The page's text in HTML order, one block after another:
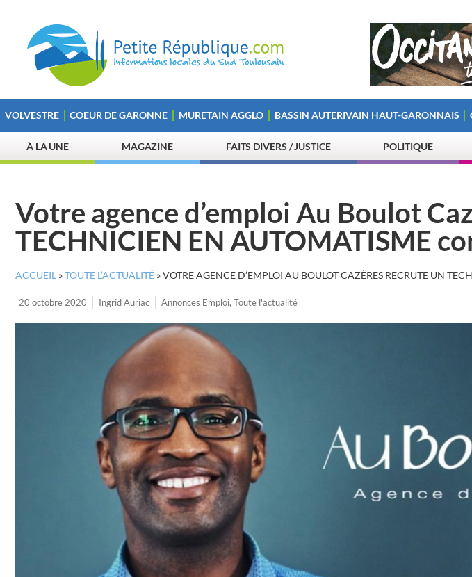
VOLVESTRE COEUR DE GARONNE MURETAIN AGGLO BASSIN AUTERIVAIN HAUT-GARONNAIS
À LA UNE MAGAZINE FAITS DIVERS / JUSTICE POLITIQUE
Votre agence d’emploi Au Boulot
TECHNICIEN EN AUTOMATISME
ACCUEIL »TOUTE L’ACTUALITÉ »VOTRE AGENCE D’EMPLOI AU BOULOT CAZÈRES RECRUTE UN
20 octobre 2020 Ingrid Auriac Annonces Emploi, Toute l'actualité